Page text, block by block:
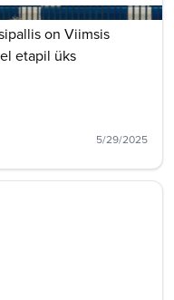
on Viimsis
etapil üks
5/29/2025